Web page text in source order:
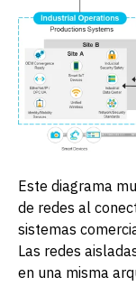
Este diagrama
de redes al
sistemas
Las redes
en una misma